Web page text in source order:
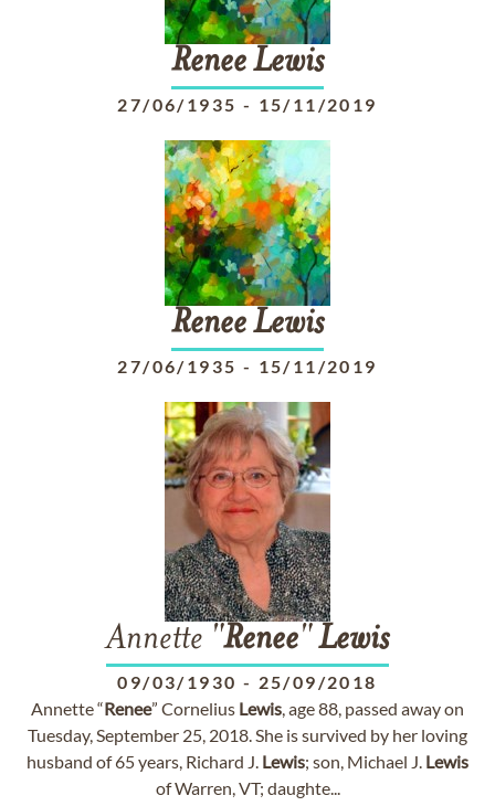
ReneeLewis
27/06/1935 - 15/11/2019
ReneeLewis
27/06/1935 - 15/11/2019
Annette "Renee"Lewis
09/03/1930 - 25/09/2018
Annette “Renee” Cornelius Lewis, age 88, passed away on
Tuesday, September 25, 2018. She is survived by her loving
husband of 65 years, Richard J. Lewis; son, Michael J. Lewis
of Warren, VT; daughte...